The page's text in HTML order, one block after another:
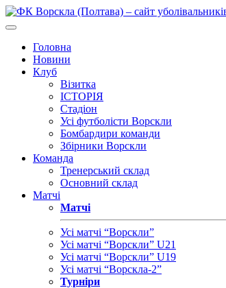
Головна
Новини
Клуб
Візитка
ІСТОРІЯ
Стадіон
Усі футболісти Ворскли
Бомбардири команди
Збірники Ворскли
Команда
Тренерський склад
Основний склад
Матчі
Матчі
Усі матчі “Ворскли”
Усі матчі “Ворскли” U21
Усі матчі “Ворскли” U19
Усі матчі “Ворскла-2”
Турніри